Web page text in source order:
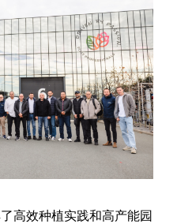
高效种植实践和高产能园